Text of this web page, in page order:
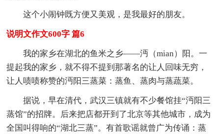
这个小闹钟既方便又美观，是我最好的朋友。
说明文作文600字 篇6
我的家乡在湖北的鱼米之乡——沔（mian）阳。一
提起我的家乡，就不得不提到那著名的让人回味无穷，
让人啧啧称赞的沔阳三蒸菜：蒸鱼、蒸肉与蒸蔬菜。
据说，早在清代，武汉三镇就有不少餐馆挂“沔阳三
蒸馆”的招牌。后来把店都开到了北京等其他城市，成为
全国叫得响的“湖北三蒸”。有首歌谣就曾广为传诵：蒸